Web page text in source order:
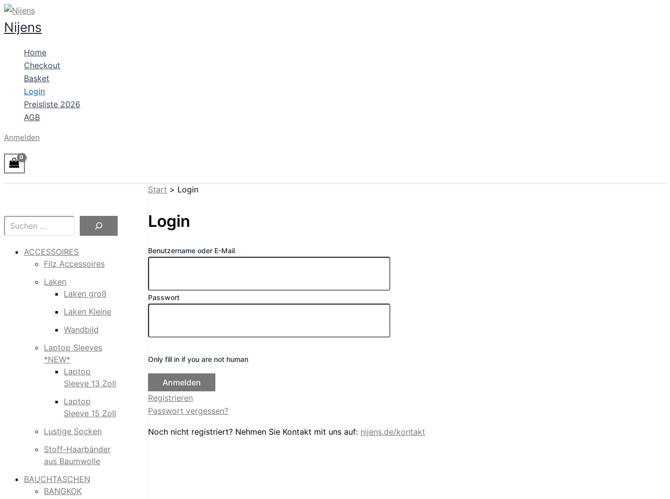
Zum
Inhalt
springen
Nijens
Home
Checkout
Basket
Login
Preisliste 2026
AGB
Anmelden
Suchen
ACCESSOIRES
Filz Accessoires
Laken
Laken groß
Laken Kleine
Wandbild
Laptop Sleeves
*NEW*
Laptop
Sleeve 13 Zoll
Laptop
Sleeve 15 Zoll
Lustige Socken
Stoff-Haarbänder
aus Baumwolle
BAUCHTASCHEN
BANGKOK
Start Login
Login
Benutzername oder E-Mail
Passwort
Only fill in if you are not human
Registrieren
Passwort vergessen?
Noch nicht registriert? Nehmen Sie Kontakt mit uns auf: nijens.de/kontakt